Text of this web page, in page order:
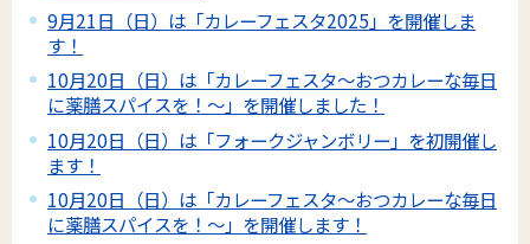
9月21日（日）は「カレーフェスタ2025」を開催しま
す！
10月20日（日）は「カレーフェスタ～おつカレーな毎日
に薬膳スパイスを！～」を開催しました！
10月20日（日）は「フォークジャンボリー」を初開催し
ます！
10月20日（日）は「カレーフェスタ～おつカレーな毎日
に薬膳スパイスを！～」を開催します！